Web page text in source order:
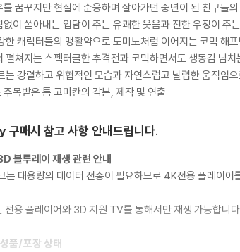
꿈꾸지만 현실에 순응하며 살아가던 중년이 된 친구들
이 쏟아내는 입담이 주는 유쾌한 웃음과 진한 우정이 주
한 캐릭터들의 맹활약으로 도미노처럼 이어지는 코믹 해프
펼쳐지는 스펙터클한 추격전과 코믹하면서도 생동감 넘치
는 강렬하고 위협적인 모습과 자연스럽고 날렵한 움직임
주목받은 톰 고미칸의 각본, 제작 및 연출
매시 참고 사항 안내드립니다.
블루레이 재생 관련 안내
대용량의 데이터 전송이 필요하므로 4K전용 플레이어
용 플레이어와 3D 지원 TV를 통해서만 재생 가능합니
품/포장 상태